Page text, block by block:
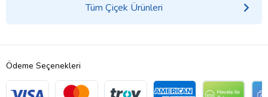
Tüm Çiçek Ürünleri
Ödeme Seçenekleri